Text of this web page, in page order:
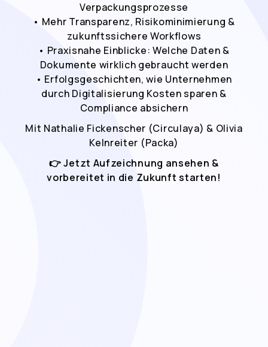
Verpackungsprozesse
• Mehr Transparenz, Risikominimierung &
zukunftssichere Workflows
• Praxisnahe Einblicke: Welche Daten &
Dokumente wirklich gebraucht werden
• Erfolgsgeschichten, wie Unternehmen
durch Digitalisierung Kosten sparen &
Compliance absichern
Mit Nathalie Fickenscher (Circulaya) & Olivia
Kelnreiter (Packa)
👉 Jetzt Aufzeichnung ansehen &
vorbereitet in die Zukunft starten!